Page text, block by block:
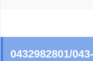
0432982801/